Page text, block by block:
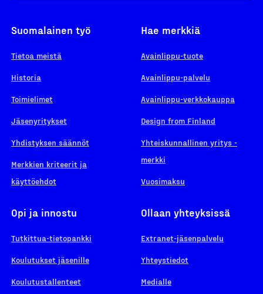
Suomalainen työ
Tietoa meistä
Historia
Toimielimet
Jäsenyritykset
Yhdistyksen säännöt
Merkkien kriteerit ja
käyttöehdot
Hae merkkiä
Avainlippu-tuote
Avainlippu-palvelu
Avainlippu-verkkokauppa
Design from Finland
Yhteiskunnallinen yritys -
merkki
Vuosimaksu
Opi ja innostu
Tutkittua-tietopankki
Koulutukset jäsenille
Koulutustallenteet
Ollaan yhteyksissä
Extranet-jäsenpalvelu
Yhteystiedot
Medialle